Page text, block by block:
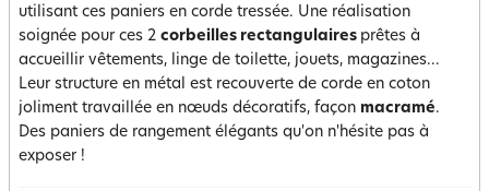
utilisant ces paniers en corde tressée. Une réalisation
soignée pour ces 2 corbeilles rectangulaires prêtes à
accueillir vêtements, linge de toilette, jouets, magazines...
Leur structure en métal est recouverte de corde en coton
joliment travaillée en nœuds décoratifs, façon macramé.
Des paniers de rangement élégants qu'on n'hésite pas à
exposer !